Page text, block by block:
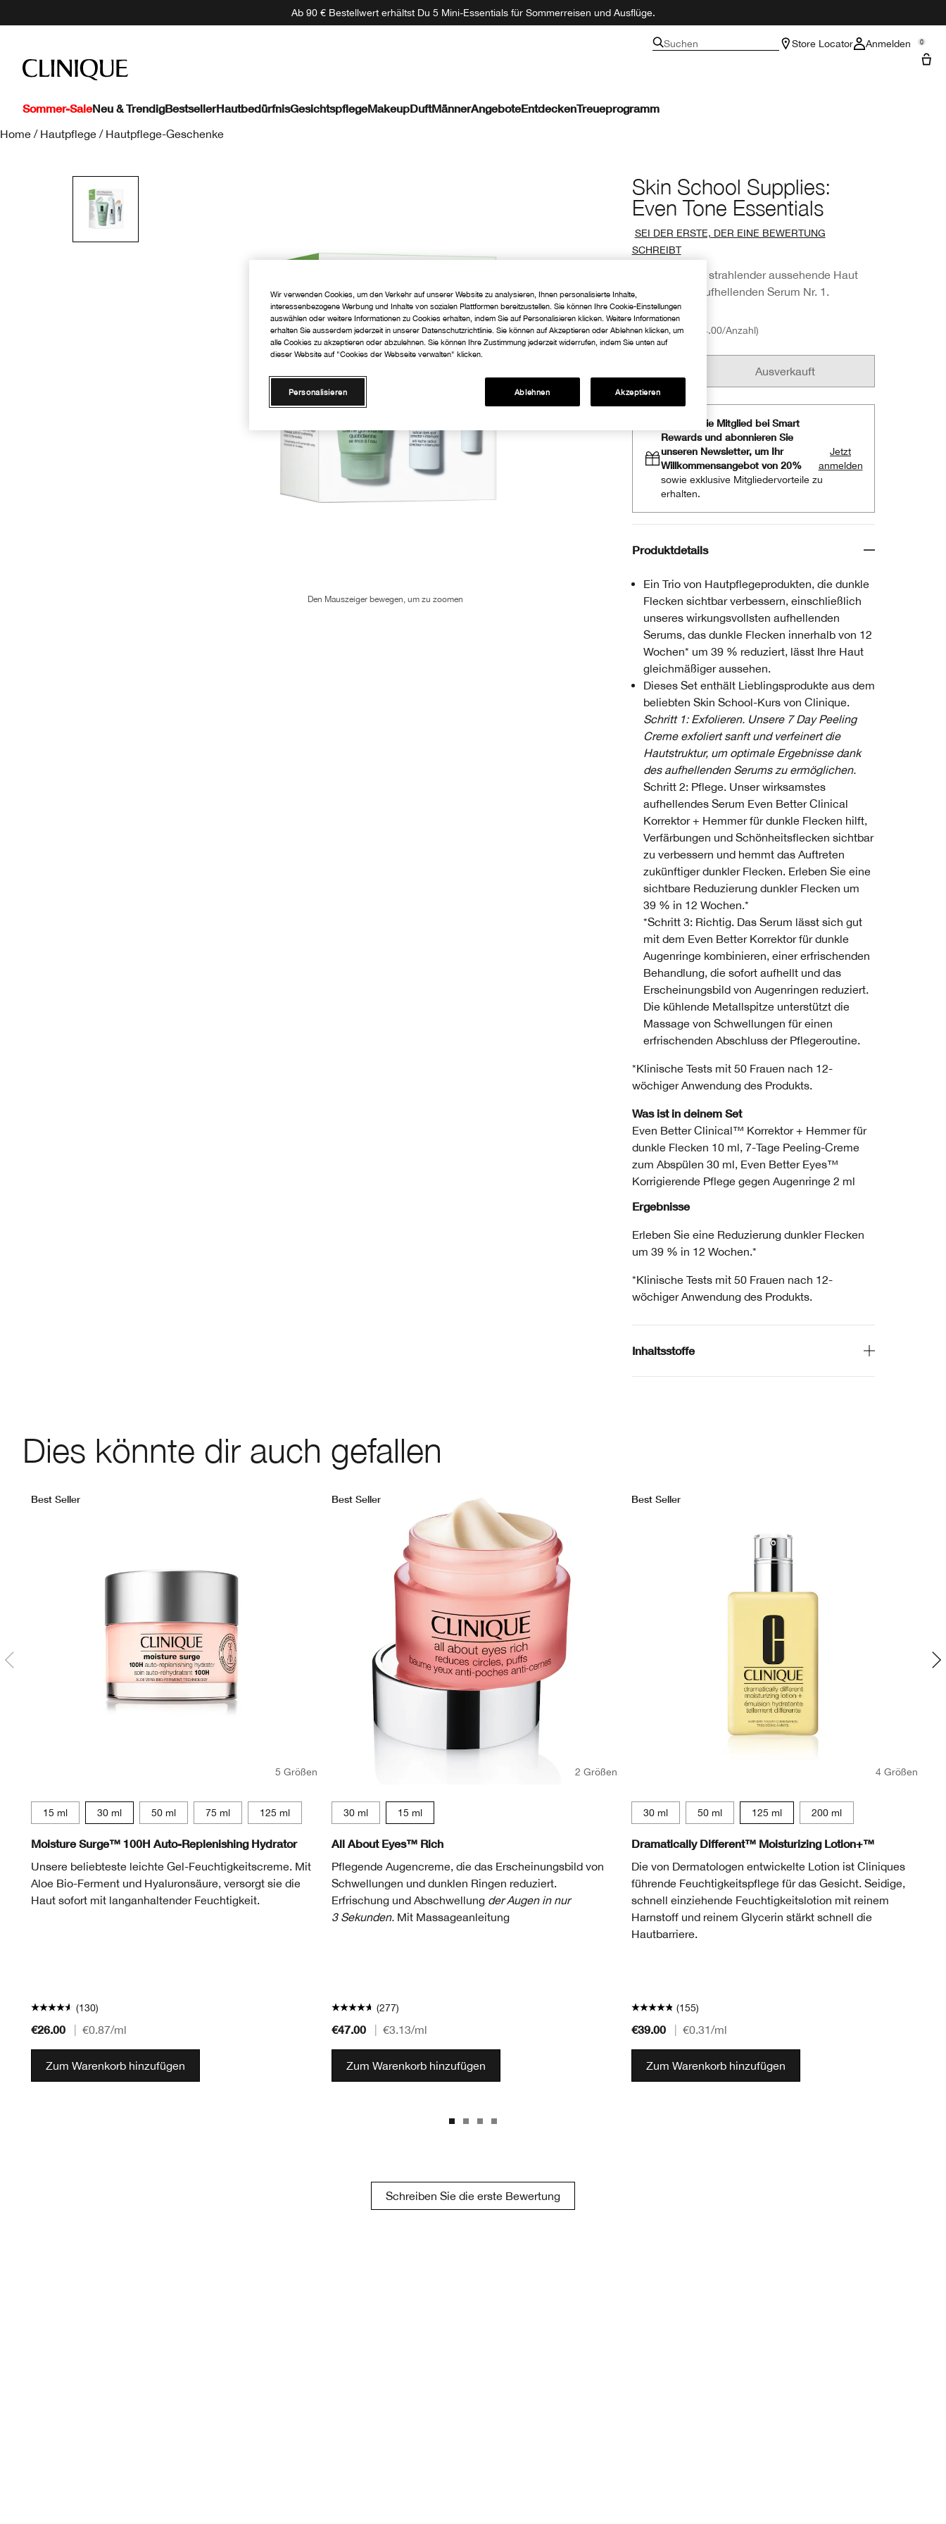
Ab 90 € Bestellwert erhältst Du 5 Mini-Essentials für Sommerreisen und Ausflüge.
Suchen Store Locator Anmelden 0
Sommer-SaleNeu & TrendigBestsellerHautbedürfnisGesichtspflegeMakeupDuftMännerAngeboteEntdeckenTreueprogramm
Home / Hautpflege / Hautpflege-Geschenke
Skin School Supplies:
Even Tone Essentials
SEI DER ERSTE, DER EINE BEWERTUNG
SCHREIBT
7 Tage für eine strahlender aussehende Haut
mit unserem aufhellenden Serum Nr. 1.
Den Mauszeiger bewegen, um zu zoomen
€24.00 €24.00/Anzahl
Ausverkauft
Werden Sie Mitglied bei Smart
Rewards und abonnieren Sie
unseren Newsletter, um Ihr
Willkommensangebot von 20%
sowie exklusive Mitgliedervorteile zu
erhalten.
Jetzt
anmelden
Produktdetails
Ein Trio von Hautpflegeprodukten, die dunkle
Flecken sichtbar verbessern, einschließlich
unseres wirkungsvollsten aufhellenden
Serums, das dunkle Flecken innerhalb von 12
Wochen* um 39 % reduziert, lässt Ihre Haut
gleichmäßiger aussehen.
Dieses Set enthält Lieblingsprodukte aus dem
beliebten Skin School-Kurs von Clinique.
Schritt 1: Exfolieren. Unsere 7 Day Peeling
Creme exfoliert sanft und verfeinert die
Hautstruktur, um optimale Ergebnisse dank
des aufhellenden Serums zu ermöglichen.
Schritt 2: Pflege. Unser wirksamstes
aufhellendes Serum Even Better Clinical
Korrektor + Hemmer für dunkle Flecken hilft,
Verfärbungen und Schönheitsflecken sichtbar
zu verbessern und hemmt das Auftreten
zukünftiger dunkler Flecken. Erleben Sie eine
sichtbare Reduzierung dunkler Flecken um
39 % in 12 Wochen.*
*Schritt 3: Richtig. Das Serum lässt sich gut
mit dem Even Better Korrektor für dunkle
Augenringe kombinieren, einer erfrischenden
Behandlung, die sofort aufhellt und das
Erscheinungsbild von Augenringen reduziert.
Die kühlende Metallspitze unterstützt die
Massage von Schwellungen für einen
erfrischenden Abschluss der Pflegeroutine.
*Klinische Tests mit 50 Frauen nach 12-
wöchiger Anwendung des Produkts.
Was ist in deinem Set
Even Better Clinical™ Korrektor + Hemmer für
dunkle Flecken 10 ml, 7-Tage Peeling-Creme
zum Abspülen 30 ml, Even Better Eyes™
Korrigierende Pflege gegen Augenringe 2 ml
Ergebnisse
Erleben Sie eine Reduzierung dunkler Flecken
um 39 % in 12 Wochen.*
*Klinische Tests mit 50 Frauen nach 12-
wöchiger Anwendung des Produkts.
Inhaltsstoffe
Dies könnte dir auch gefallen
Best Seller
5 Größen
15 ml 30 ml 50 ml 75 ml 125 ml
Moisture Surge™ 100H Auto-Replenishing Hydrator
Unsere beliebteste leichte Gel-Feuchtigkeitscreme. Mit
Aloe Bio-Ferment und Hyaluronsäure, versorgt sie die
Haut sofort mit langanhaltender Feuchtigkeit.
(130)
€26.00 €0.87/ml
Zum Warenkorb hinzufügen
Best Seller
2 Größen
30 ml 15 ml
All About Eyes™ Rich
Pflegende Augencreme, die das Erscheinungsbild von
Schwellungen und dunklen Ringen reduziert.
Erfrischung und Abschwellungder Augen in nur
3 Sekunden. Mit Massageanleitung
(277)
€47.00 €3.13/ml
Zum Warenkorb hinzufügen
Best Seller
4 Größen
30 ml 50 ml 125 ml 200 ml
Dramatically Different™ Moisturizing Lotion+™
Die von Dermatologen entwickelte Lotion ist Cliniques
führende Feuchtigkeitspflege für das Gesicht. Seidige,
schnell einziehende Feuchtigkeitslotion mit reinem
Harnstoff und reinem Glycerin stärkt schnell die
Hautbarriere.
(155)
€39.00 €0.31/ml
Zum Warenkorb hinzufügen
Schreiben Sie die erste Bewertung
Wir verwenden Cookies, um den Verkehr auf unserer Website zu analysieren, Ihnen personalisierte Inhalte,
interessenbezogene Werbung und Inhalte von sozialen Plattformen bereitzustellen. Sie können Ihre Cookie-Einstellungen
auswählen oder weitere Informationen zu Cookies erhalten, indem Sie auf Personalisieren klicken. Weitere Informationen
erhalten Sie ausserdem jederzeit in unserer Datenschutzrichtlinie. Sie können auf Akzeptieren oder Ablehnen klicken, um
alle Cookies zu akzeptieren oder abzulehnen. Sie können Ihre Zustimmung jederzeit widerrufen, indem Sie unten auf
dieser Website auf "Cookies der Webseite verwalten" klicken.
Personalisieren Ablehnen Akzeptieren